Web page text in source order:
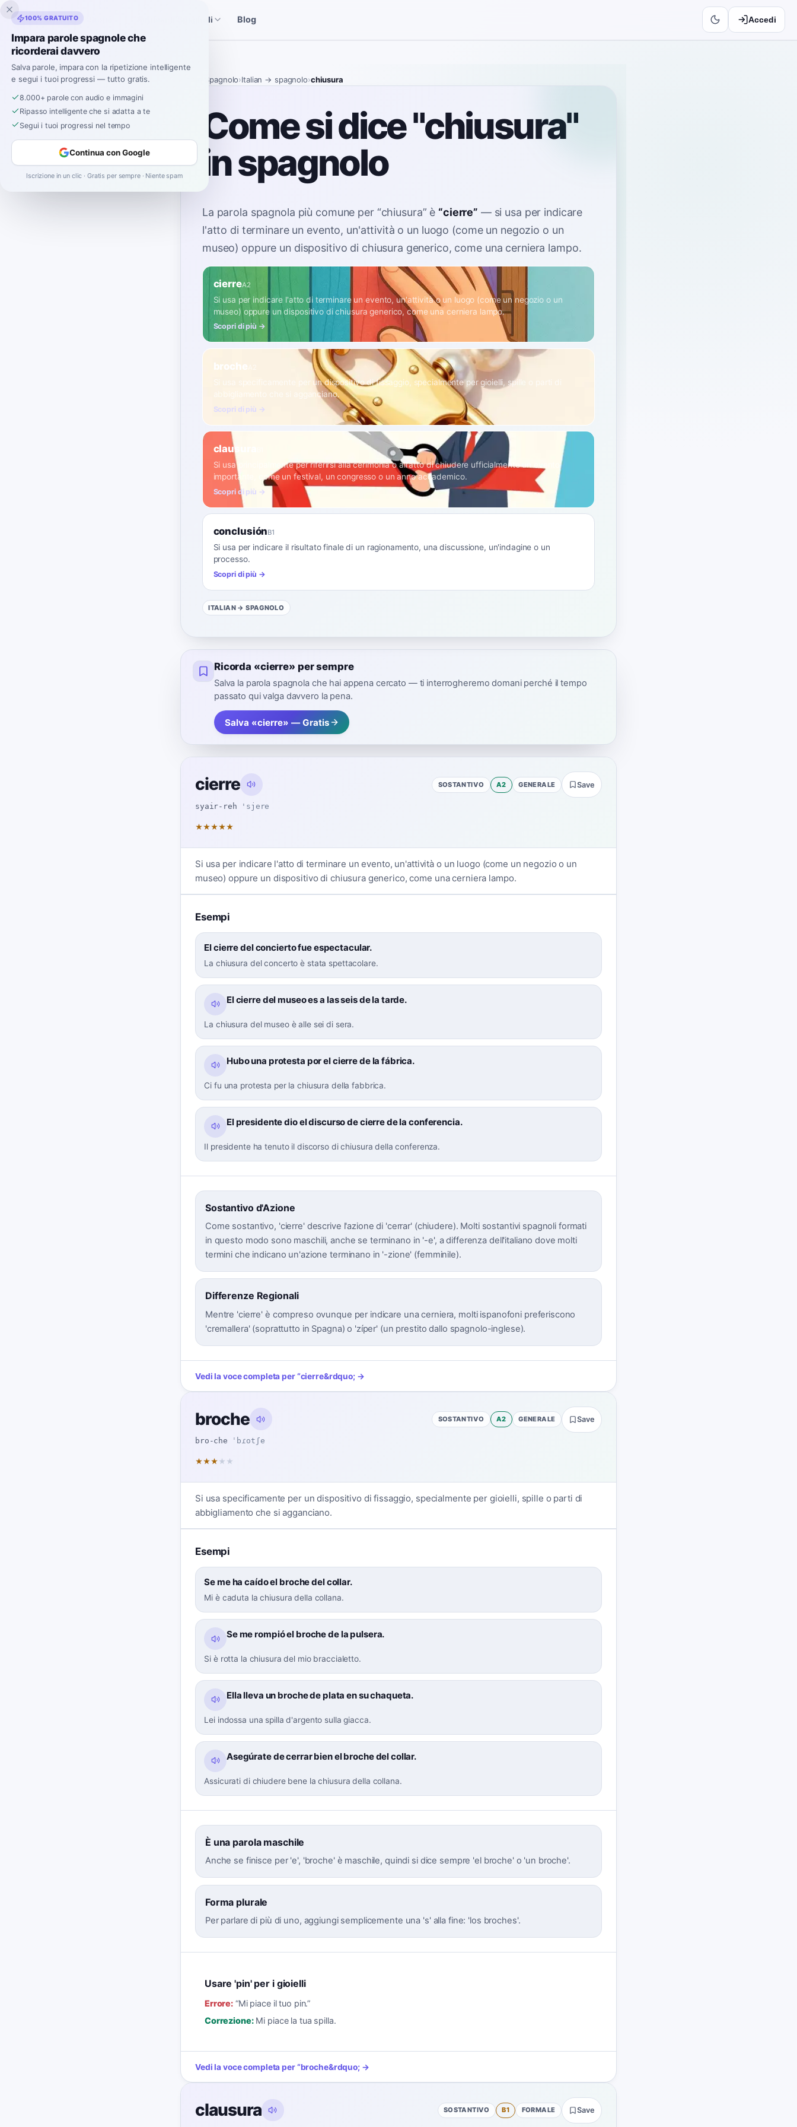
Inklingo Strumenti Spagnoli Blog Accedi
Spagnolo›Italian → spagnolo›chiusura
Come si dice "chiusura"
in spagnolo
La parola spagnola più comune per“chiusura” è “cierre” — si usa per indicare
l'atto di terminare un evento, un'attività o un luogo (come un negozio o un
museo) oppure un dispositivo di chiusura generico, come una cerniera lampo.
cierreA2
Si usa per indicare l'atto di terminare un evento, un'attività o un luogo (come un negozio o un
museo) oppure un dispositivo di chiusura generico, come una cerniera lampo.
Scopri di più →
broche
Si usa specificamente per un dispositivo di fissaggio, specialmente per gioielli, spille o parti di
abbigliamento che si agganciano.
Scopri di più →
clausura
Si usa principalmente per riferirsi alla cerimonia o all'atto di chiudere ufficialmente un evento
importante, come un festival, un congresso o un anno accademico.
Scopri di più →
conclusiónB1
Si usa per indicare il risultato finale di un ragionamento, una discussione, un'indagine o un
processo.
Scopri di più →
ITALIAN → SPAGNOLO
Ricorda «cierre» per sempre
Salva la parola spagnola che hai appena cercato — ti interrogheremo domani perché il tempo
passato qui valga davvero la pena.
Salva «cierre» — Gratis
cierre
syair-reh 'sjere
SOSTANTIVO A2 GENERALE Save
★★★★★
Si usa per indicare l'atto di terminare un evento, un'attività o un luogo (come un negozio o un
museo) oppure un dispositivo di chiusura generico, come una cerniera lampo.
Esempi
El cierre del concierto fue espectacular.
La chiusura del concerto è stata spettacolare.
El cierre del museo es a las seis de la tarde.
La chiusura del museo è alle sei di sera.
Hubo una protesta por el cierre de la fábrica.
Ci fu una protesta per la chiusura della fabbrica.
El presidente dio el discurso de cierre de la conferencia.
Il presidente ha tenuto il discorso di chiusura della conferenza.
Sostantivo d'Azione
Come sostantivo, 'cierre' descrive l'azione di 'cerrar' (chiudere). Molti sostantivi spagnoli formati
in questo modo sono maschili, anche se terminano in '-e', a differenza dell'italiano dove molti
termini che indicano un'azione terminano in '-zione' (femminile).
Differenze Regionali
Mentre 'cierre' è compreso ovunque per indicare una cerniera, molti ispanofoni preferiscono
'cremallera' (soprattutto in Spagna) o 'zíper' (un prestito dallo spagnolo-inglese).
Vedi la voce completa per“cierre&rdquo; →
broche
bro-che ˈbɾotʃe
SOSTANTIVO A2 GENERALE Save
★★★ ★ ★
Si usa specificamente per un dispositivo di fissaggio, specialmente per gioielli, spille o parti di
abbigliamento che si agganciano.
Esempi
Se me ha caído el broche del collar.
Mi è caduta la chiusura della collana.
Se me rompió el broche de la pulsera.
Si è rotta la chiusura del mio braccialetto.
Ella lleva un broche de plata en su chaqueta.
Lei indossa una spilla d'argento sulla giacca.
Asegúrate de cerrar bien el broche del collar.
Assicurati di chiudere bene la chiusura della collana.
È una parola maschile
Anche se finisce per 'e', 'broche' è maschile, quindi si dice sempre 'el broche' o 'un broche'.
Forma plurale
Per parlare di più di uno, aggiungi semplicemente una 's' alla fine: 'los broches'.
Usare 'pin' per i gioielli
Errore: “Mi piace il tuo pin.”
Correzione: Mi piace la tua spilla.
Vedi la voce completa per“broche&rdquo; →
clausura SOSTANTIVO B1 FORMALE Save
100% GRATUITO
Impara parole spagnole che
ricorderai davvero
Salva parole, impara con la ripetizione intelligente
e segui i tuoi progressi — tutto gratis.
8.000+ parole con audio e immagini
Ripasso intelligente che si adatta a te
Segui i tuoi progressi nel tempo
Continua con Google
Iscrizione in un clic · Gratis per sempre · Niente spam